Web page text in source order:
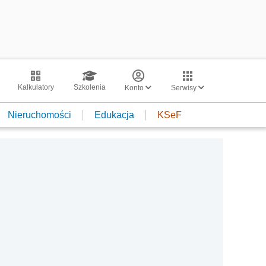
Kalkulatory Szkolenia Konto Serwisy
Nieruchomości Edukacja KSeF